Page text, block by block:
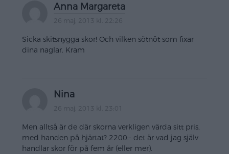
Anna Margareta
26 maj, 2013 kl. 22:26
Sicka skitsnygga skor! Och vilken sötnöt som fixar
dina naglar. Kram
Nina
26 maj, 2013 kl. 23:01
Men alltså är de där skorna verkligen värda sitt pris,
med handen på hjärtat? 2200:- det är vad jag själv
handlar skor för på fem år (eller mer).